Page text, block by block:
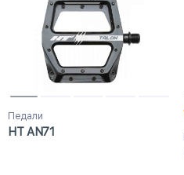
Педали
HT AN71